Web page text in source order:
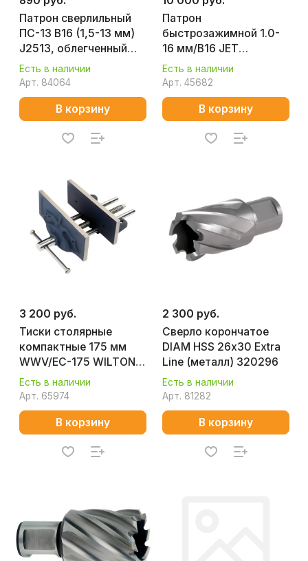
Патрон сверлильный
ПС-13 В16 (1,5-13 мм)
J2513, облегченный
CNIC 57533
Есть в наличии
Арт. 84064
В корзину
Патрон
быстрозажимной 1.0-
16 мм/B16 JET
59500042
Есть в наличии
Арт. 45682
В корзину
3 200 руб.
Тиски столярные
компактные 175 мм
WWV/EC-175 WILTON
65018EU
Есть в наличии
Арт. 65974
В корзину
2 300 руб.
Сверло корончатое
DIAM HSS 26х30 Extra
Line (металл) 320296
Есть в наличии
Арт. 81282
В корзину